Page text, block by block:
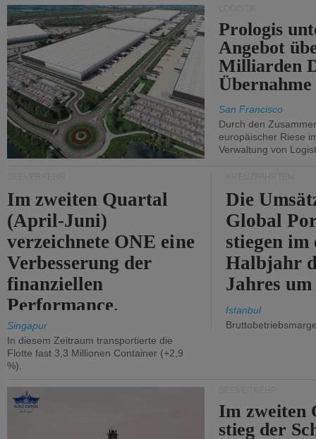
von Hormuz.
Prologis
Angebot
Milliarden
Übernahme
San Francisco
Durch den
europäischer Riese
Verwaltung von
Im zweiten Quartal
(April-Juni)
verzeichnete ONE eine
Verbesserung der
finanziellen
Performance.
Singapur
In diesem Zeitraum transportierte die
Flotte fast 3,3 Millionen Container (+2,9
%).
Die
Global
stiegen im
Halbjahr
Jahres
Istanbul
Im zweiten
stieg der